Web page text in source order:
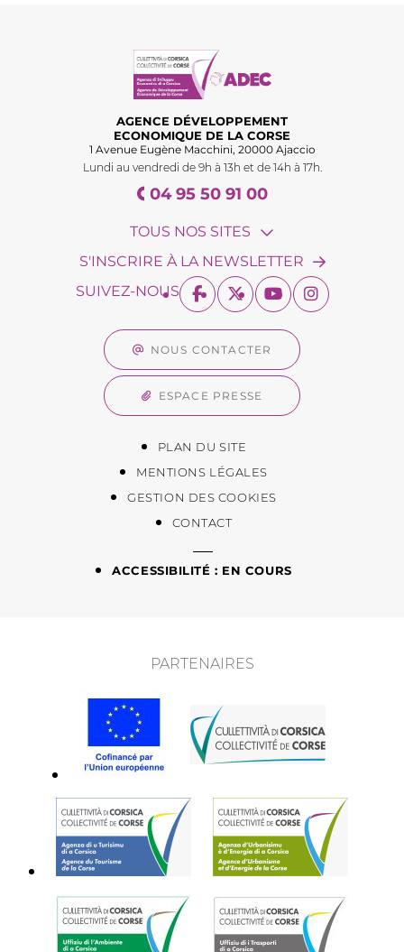
AGENCE DÉVELOPPEMENT
ECONOMIQUE DE LA CORSE
1 Avenue Eugène Macchini, 20000 Ajaccio
Lundi au vendredi de 9h à 13h et de 14h à 17h.
04 95 50 91 00
TOUS NOS SITES
S'INSCRIRE À LA NEWSLETTER
SUIVEZ-NOUS
NOUS CONTACTER
ESPACE PRESSE
PLAN DU SITE
MENTIONS LÉGALES
GESTION DES COOKIES
CONTACT
ACCESSIBILITÉ : EN COURS
PARTENAIRES